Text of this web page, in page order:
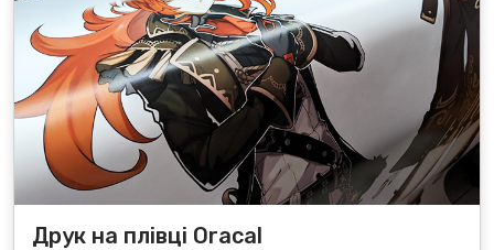
Друк на плівці Oracal